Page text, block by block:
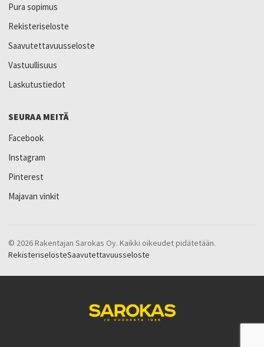
Pura sopimus
Rekisteriseloste
Saavutettavuusseloste
Vastuullisuus
Laskutustiedot
SEURAA MEITÄ
Facebook
Instagram
Pinterest
Majavan vinkit
© 2026 Rakentajan Sarokas Oy. Kaikki oikeudet pidätetään.
RekisteriselosteSaavutettavuusseloste